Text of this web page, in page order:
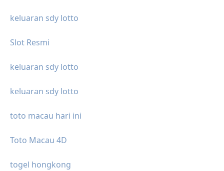
keluaran sdy lotto
Slot Resmi
keluaran sdy lotto
keluaran sdy lotto
toto macau hari ini
Toto Macau 4D
togel hongkong